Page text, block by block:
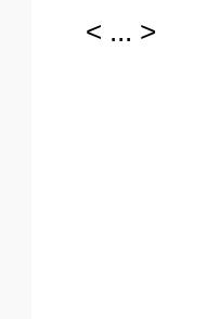
< ... >